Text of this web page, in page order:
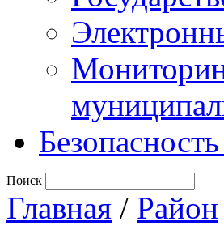
Поиск
Главная / Район